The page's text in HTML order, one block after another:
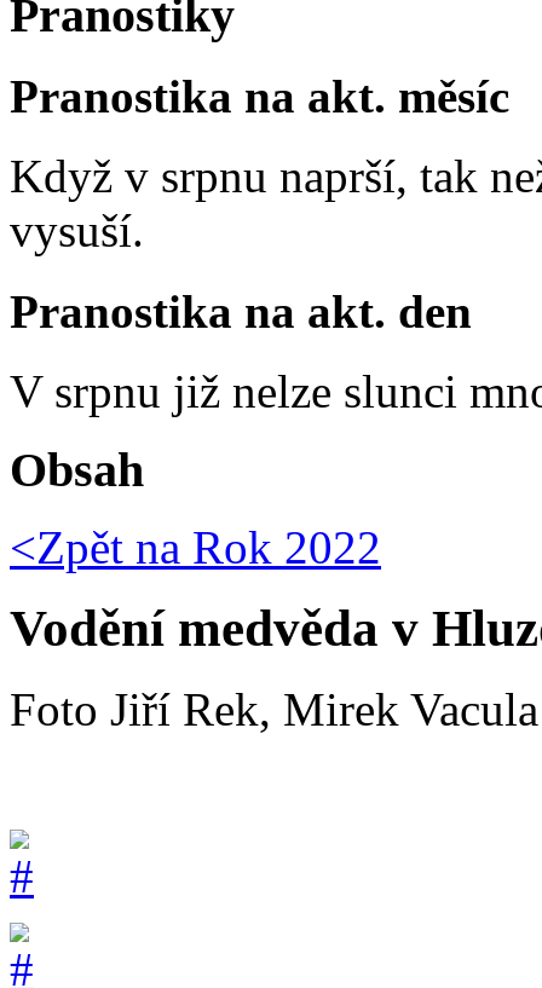
Pranostiky
Pranostika na akt. měsíc
Když v srpnu naprší, tak
vysuší.
Pranostika na akt. den
V srpnu již nelze slunci
Obsah
<Zpět na Rok 2022
Vodění medvěda v
Foto Jiří Rek, Mirek Vacula